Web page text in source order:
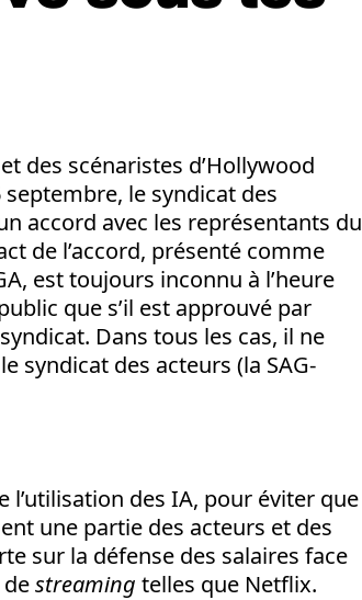
des scénaristes d’Hollywood
le syndicat des
accord avec les représentants du
de l’accord, présenté comme
est toujours inconnu à l’heure
que s’il est approuvé par
Dans tous les cas, il ne
syndicat des acteurs (la SAG-
des IA, pour éviter que
une partie des acteurs et des
sur la défense des salaires face
streaming telles que Netflix.